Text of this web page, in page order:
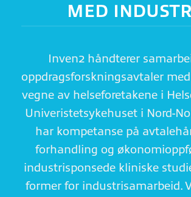
MED
Inven2 håndterer
oppdragsforskningsavtaler
vegne av helseforetakene i
Univeristetsykehuset i Nord-
har kompetanse på
forhandling og
industrisponsede kliniske
former for industrisamarbeid.